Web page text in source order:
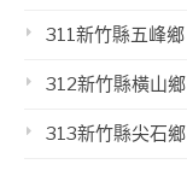
311新竹縣五峰鄉
312新竹縣橫山鄉
313新竹縣尖石鄉